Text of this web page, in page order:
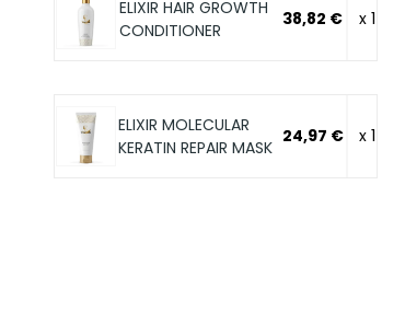
ELIXIR HAIR GROWTH
CONDITIONER
38,82 € x 1
ELIXIR MOLECULAR
KERATIN REPAIR MASK
24,97 € x 1